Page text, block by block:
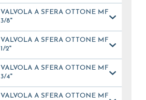
VALVOLA A SFERA OTTONE MF
3/8"
VALVOLA A SFERA OTTONE MF
1/2"
VALVOLA A SFERA OTTONE MF
3/4"
VALVOLA A SFERA OTTONE MF